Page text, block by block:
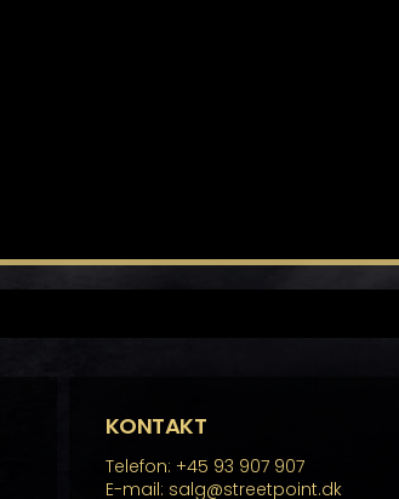
KONTAKT
Telefon: +45 93 907 907
E-mail: salg@streetpoint.dk